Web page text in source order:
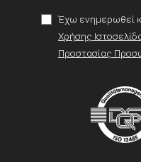
Έχω ενημερωθεί
Χρήσης
Προστασίας